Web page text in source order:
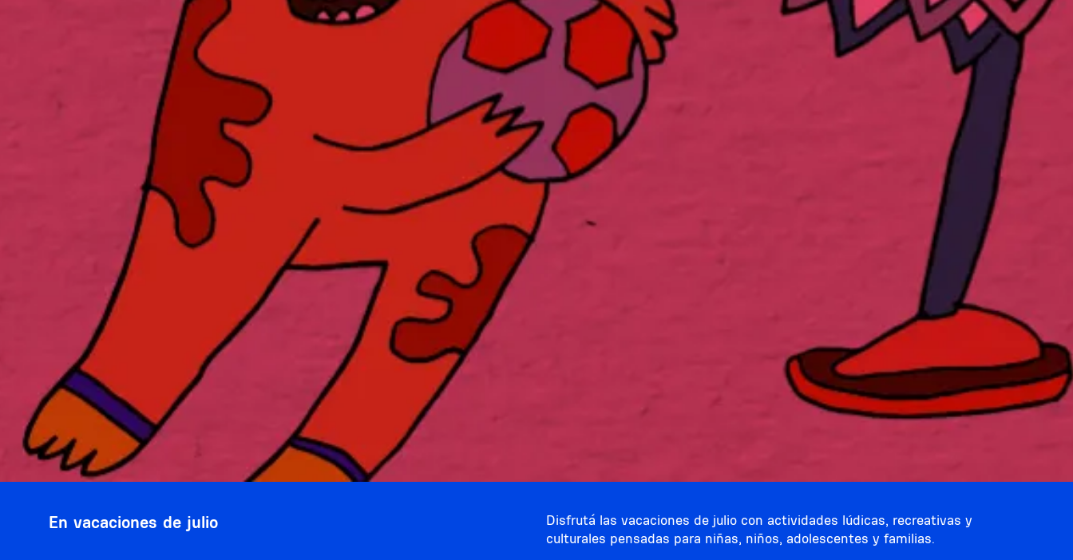
En vacaciones de julio
Disfrutá las vacaciones de julio con actividades lúdicas, recreativas y
culturales pensadas para niñas, niños, adolescentes y familias.